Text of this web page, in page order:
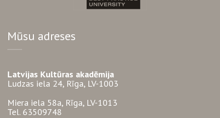
Mūsu adreses
Latvijas Kultūras akadēmija
Ludzas iela 24, Rīga, LV-1003
Miera iela 58a, Rīga, LV-1013
Tel. 63509748